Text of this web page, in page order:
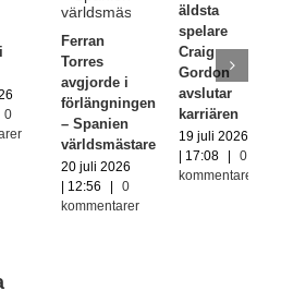
0
Ferran
Torres
avgjorde i
förlängningen
– Spanien
världsmästare
20 juli 2026
| 12:56
|
0
kommentarer
äldsta
spelare
Craig
Gordon
avslutar
karriären
19 juli 2026
| 17:08
|
0
kommentarer